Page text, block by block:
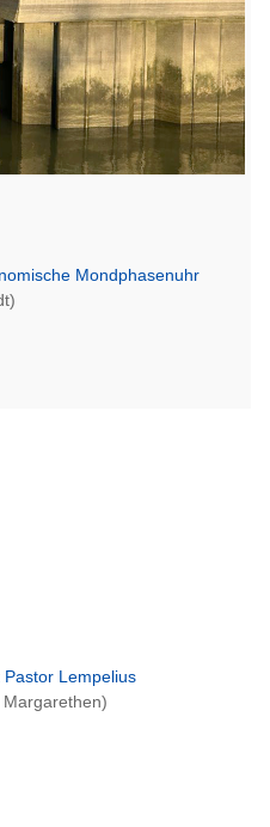
Mondphasenuhr
Lempelius